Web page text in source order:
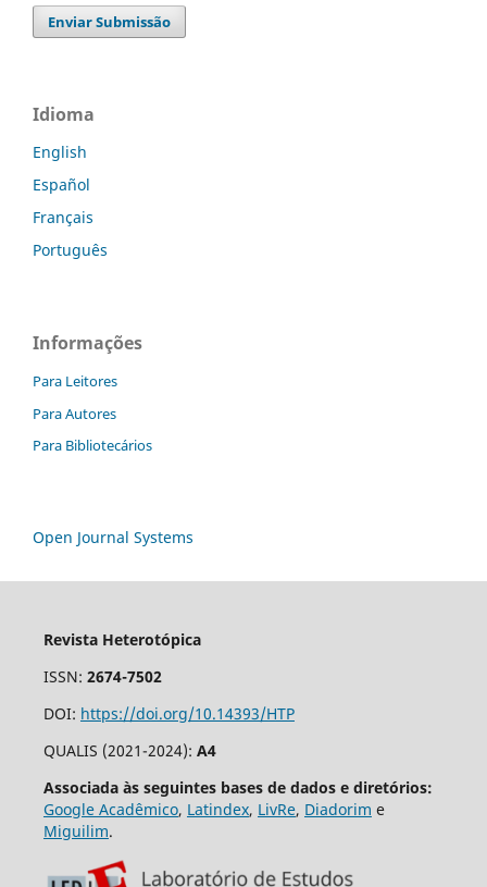
Enviar Submissão
Idioma
English
Español
Français
Português
Informações
Para Leitores
Para Autores
Para Bibliotecários
Open Journal Systems
Revista Heterotópica
ISSN: 2674-7502
DOI: https://doi.org/10.14393/HTP
QUALIS (2021-2024): A4
Associada às seguintes bases de dados e diretórios:
Google Acadêmico, Latindex, LivRe, Diadorim e
Miguilim.